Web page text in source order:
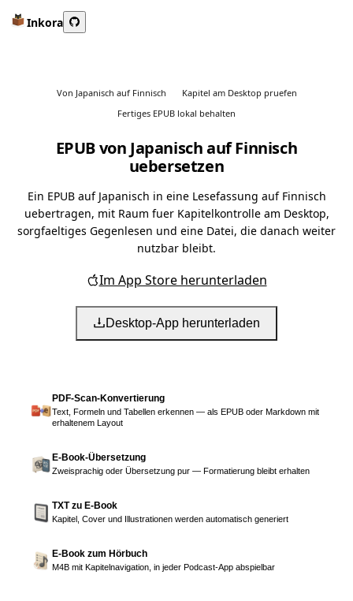
Inkora
Von Japanisch auf Finnisch
Kapitel am Desktop pruefen
Fertiges EPUB lokal behalten
EPUB von Japanisch auf Finnisch
uebersetzen
Ein EPUB auf Japanisch in eine Lesefassung auf Finnisch
uebertragen, mit Raum fuer Kapitelkontrolle am Desktop,
sorgfaeltiges Gegenlesen und eine Datei, die danach weiter
nutzbar bleibt.
Im App Store herunterladen
Desktop-App herunterladen
PDF-Scan-Konvertierung
Text, Formeln und Tabellen erkennen — als EPUB oder Markdown mit
erhaltenem Layout
E-Book-Übersetzung
Zweisprachig oder Übersetzung pur — Formatierung bleibt erhalten
TXT zu E-Book
Kapitel, Cover und Illustrationen werden automatisch generiert
E-Book zum Hörbuch
M4B mit Kapitelnavigation, in jeder Podcast-App abspielbar